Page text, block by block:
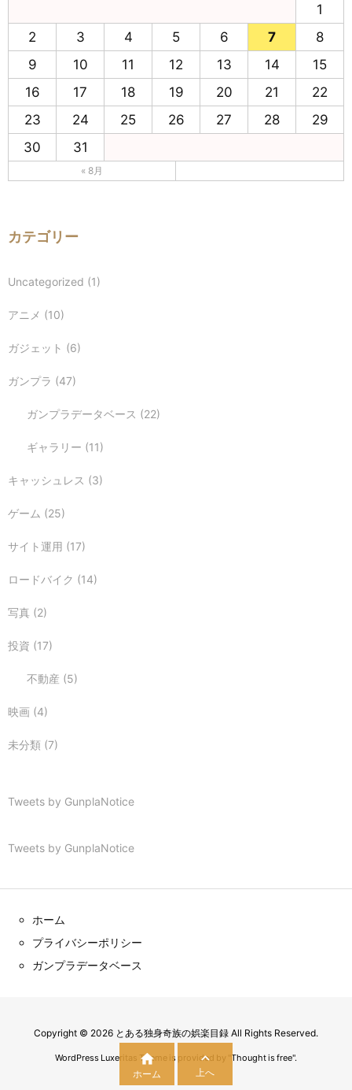
1
2
3 4 5 6 7
8
9
10 11 12 13 14
15
16
17 18 19 20 21
22
23
24 25 26 27 28
29
30
31
« 8月
カテゴリー
Uncategorized (1)
アニメ (10)
ガジェット (6)
ガンプラ (47)
ガンプラデータベース (22)
ギャラリー (11)
キャッシュレス (3)
ゲーム (25)
サイト運用 (17)
ロードバイク (14)
写真 (2)
投資 (17)
不動産 (5)
映画 (4)
未分類 (7)
Tweets by GunplaNotice
Tweets by GunplaNotice
ホーム
プライバシーポリシー
ガンプラデータベース
Copyright © 2026 とある独身奇族の娯楽目録 All Rights Reserved.
WordPress Luxeritas Theme is provided by " Thought is free".

ホーム

上へ